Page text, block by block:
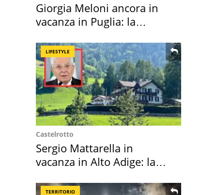
Giorgia Meloni ancora in
vacanza in Puglia: la
LIFESTYLE
Castelrotto
Sergio Mattarella in
vacanza in Alto Adige: la
TERRITORIO